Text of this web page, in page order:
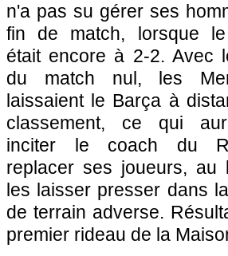
n'a pas su gérer ses
fin de match, lorsque
était encore à 2-2. Avec
du match nul, les
laissaient le Barça à
classement, ce qui
inciter le coach du
replacer ses joueurs, au
les laisser presser dans
de terrain adverse.
premier rideau de la